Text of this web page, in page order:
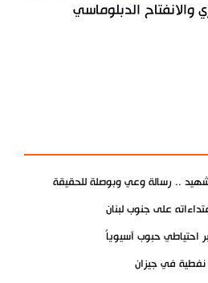
والانفتاح الدبلوماسي
.. رسالة وعي وبوصلة للحقيقة
على جنوب لبنان
احتياطي حبوب آسيوياً
نفطية في جيزان